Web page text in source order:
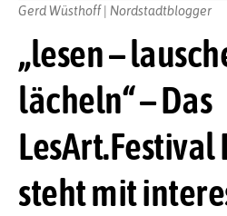
„lesen –
lächeln“ – Das
steht mit
Gerd Wüsthoff | Nordstadtblogger